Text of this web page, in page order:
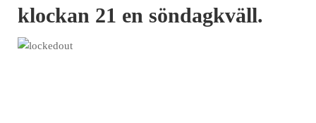
klockan 21 en söndagkväll.